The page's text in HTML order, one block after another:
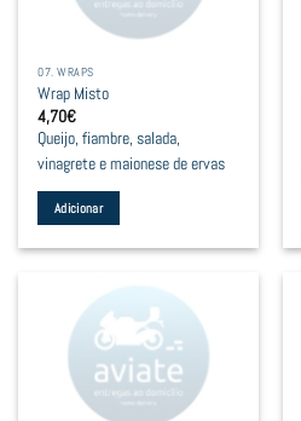
07. WRAPS
Wrap Misto
4,70€
Queijo, fiambre, salada,
vinagrete e maionese de ervas
Adicionar